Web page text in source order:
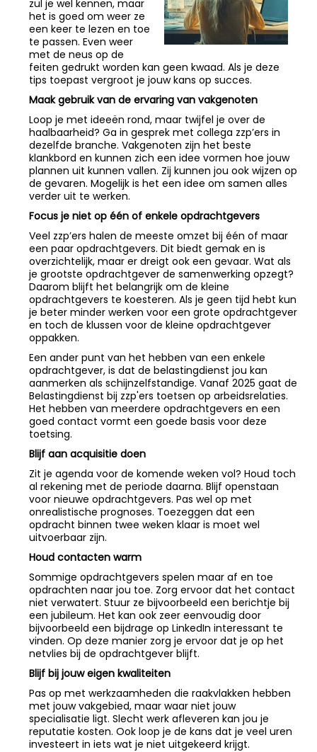
zul je wel kennen, maar
het is goed om weer ze
een keer te lezen en toe
te passen. Even weer
met de neus op de
feiten gedrukt worden kan geen kwaad. Als je deze
tips toepast vergroot je jouw kans op succes.
Maak gebruik van de ervaring van vakgenoten
Loop je met ideeën rond, maar twijfel je over de
haalbaarheid? Ga in gesprek met collega zzp’ers in
dezelfde branche. Vakgenoten zijn het beste
klankbord en kunnen zich een idee vormen hoe jouw
plannen uit kunnen vallen. Zij kunnen jou ook wijzen op
de gevaren. Mogelijk is het een idee om samen alles
verder uit te werken.
Focus je niet op één of enkele opdrachtgevers
Veel zzp’ers halen de meeste omzet bij één of maar
een paar opdrachtgevers. Dit biedt gemak en is
overzichtelijk, maar er dreigt ook een gevaar. Wat als
je grootste opdrachtgever de samenwerking opzegt?
Daarom blijft het belangrijk om de kleine
opdrachtgevers te koesteren. Als je geen tijd hebt kun
je beter minder werken voor een grote opdrachtgever
en toch de klussen voor de kleine opdrachtgever
oppakken.
Een ander punt van het hebben van een enkele
opdrachtgever, is dat de belastingdienst jou kan
aanmerken als schijnzelfstandige. Vanaf 2025 gaat de
Belastingdienst bij zzp'ers toetsen op arbeidsrelaties.
Het hebben van meerdere opdrachtgevers en een
goed contact vormt een goede basis voor deze
toetsing.
Blijf aan acquisitie doen
Zit je agenda voor de komende weken vol? Houd toch
al rekening met de periode daarna. Blijf openstaan
voor nieuwe opdrachtgevers. Pas wel op met
onrealistische prognoses. Toezeggen dat een
opdracht binnen twee weken klaar is moet wel
uitvoerbaar zijn.
Houd contacten warm
Sommige opdrachtgevers spelen maar af en toe
opdrachten naar jou toe. Zorg ervoor dat het contact
niet verwatert. Stuur ze bijvoorbeeld een berichtje bij
een jubileum. Het kan ook zeer eenvoudig door
bijvoorbeeld een bijdrage op LinkedIn interessant te
vinden. Op deze manier zorg je ervoor dat je op het
netvlies bij de opdrachtgever blijft.
Blijf bij jouw eigen kwaliteiten
Pas op met werkzaamheden die raakvlakken hebben
met jouw vakgebied, maar waar niet jouw
specialisatie ligt. Slecht werk afleveren kan jou je
reputatie kosten. Ook loop je de kans dat je veel uren
investeert in iets wat je niet uitgekeerd krijgt.